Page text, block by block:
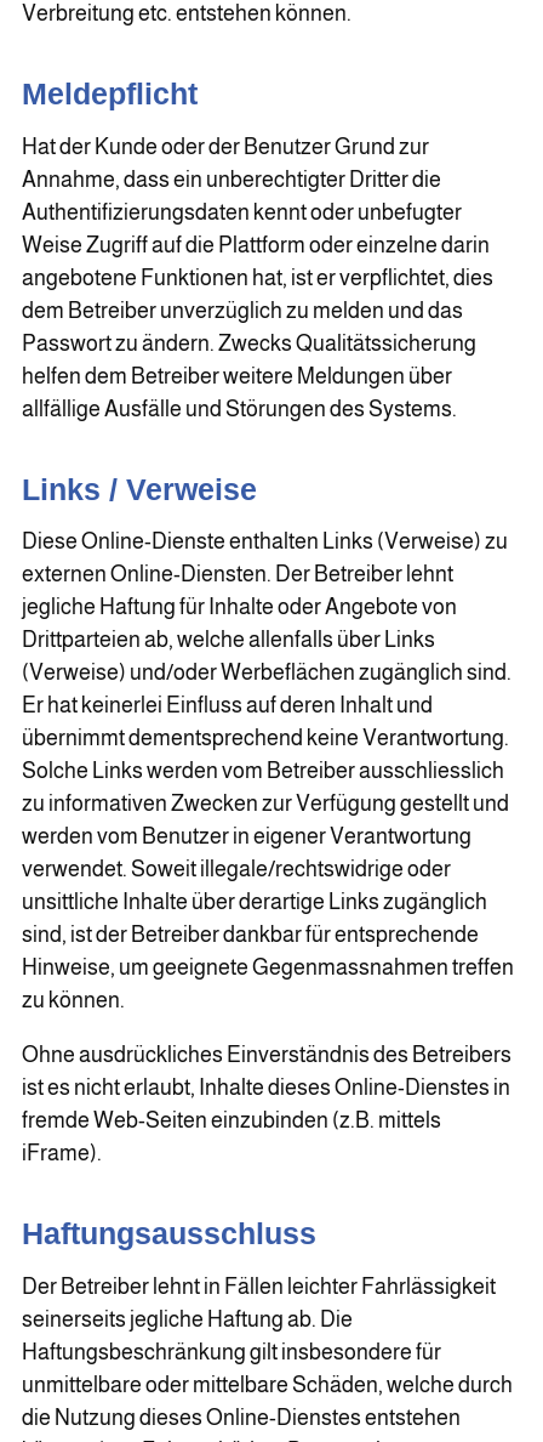
Verbreitung etc. entstehen können.
Meldepflicht
Hat der Kunde oder der Benutzer Grund zur
Annahme, dass ein unberechtigter Dritter die
Authentifizierungsdaten kennt oder unbefugter
Weise Zugriff auf die Plattform oder einzelne darin
angebotene Funktionen hat, ist er verpflichtet, dies
dem Betreiber unverzüglich zu melden und das
Passwort zu ändern. Zwecks Qualitätssicherung
helfen dem Betreiber weitere Meldungen über
allfällige Ausfälle und Störungen des Systems.
Links / Verweise
Diese Online-Dienste enthalten Links (Verweise) zu
externen Online-Diensten. Der Betreiber lehnt
jegliche Haftung für Inhalte oder Angebote von
Drittparteien ab, welche allenfalls über Links
(Verweise) und/oder Werbeflächen zugänglich sind.
Er hat keinerlei Einfluss auf deren Inhalt und
übernimmt dementsprechend keine Verantwortung.
Solche Links werden vom Betreiber ausschliesslich
zu informativen Zwecken zur Verfügung gestellt und
werden vom Benutzer in eigener Verantwortung
verwendet. Soweit illegale/rechtswidrige oder
unsittliche Inhalte über derartige Links zugänglich
sind, ist der Betreiber dankbar für entsprechende
Hinweise, um geeignete Gegenmassnahmen treffen
zu können.
Ohne ausdrückliches Einverständnis des Betreibers
ist es nicht erlaubt, Inhalte dieses Online-Dienstes in
fremde Web-Seiten einzubinden (z.B. mittels
iFrame).
Haftungsausschluss
Der Betreiber lehnt in Fällen leichter Fahrlässigkeit
seinerseits jegliche Haftung ab. Die
Haftungsbeschränkung gilt insbesondere für
unmittelbare oder mittelbare Schäden, welche durch
die Nutzung dieses Online-Dienstes entstehen